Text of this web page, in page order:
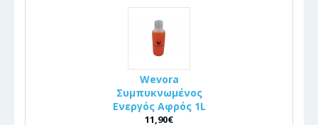
Wevora
Συμπυκνωμένος
Ενεργός Αφρός 1L
11,90€